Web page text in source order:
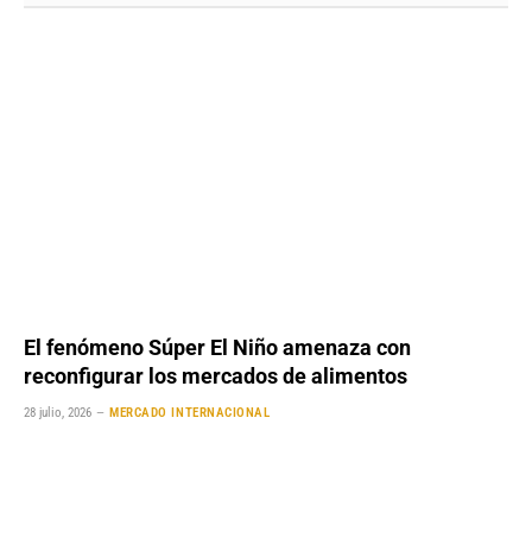
El fenómeno Súper El Niño amenaza con
reconfigurar los mercados de alimentos
28 julio, 2026 MERCADO INTERNACIONAL